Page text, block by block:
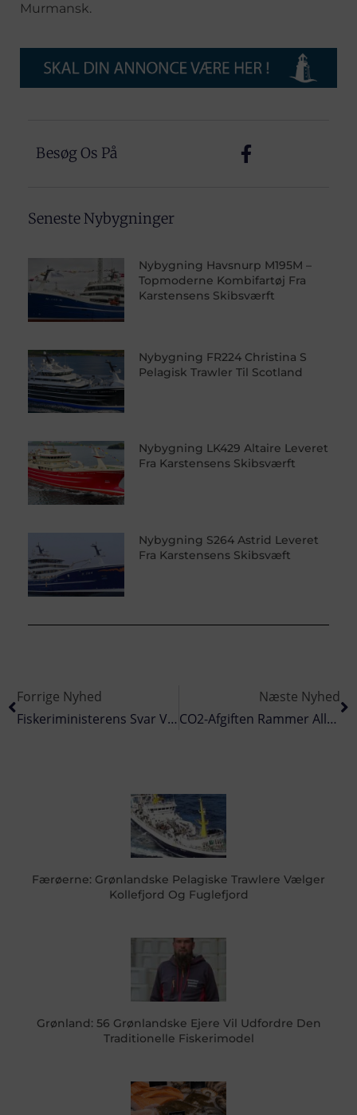
Murmansk.
Besøg Os På
Seneste Nybygninger
Nybygning Havsnurp M195M –
Topmoderne Kombifartøj Fra
Karstensens Skibsværft
Nybygning FR224 Christina S
Pelagisk Trawler Til Scotland
Nybygning LK429 Altaire Leveret
Fra Karstensens Skibsværft
Nybygning S264 Astrid Leveret
Fra Karstensens Skibsvæft
Forrige Nyhed
Fiskeriministerens Svar Vedr. Kritik Af Tilsyn I Limfjorden
Næste Nyhed
CO2-Afgiften Rammer Alle Fiskere – Ikke Kun Trawlerne!
Færøerne: Grønlandske Pelagiske Trawlere Vælger
Kollefjord Og Fuglefjord
Grønland: 56 Grønlandske Ejere Vil Udfordre Den
Traditionelle Fiskerimodel